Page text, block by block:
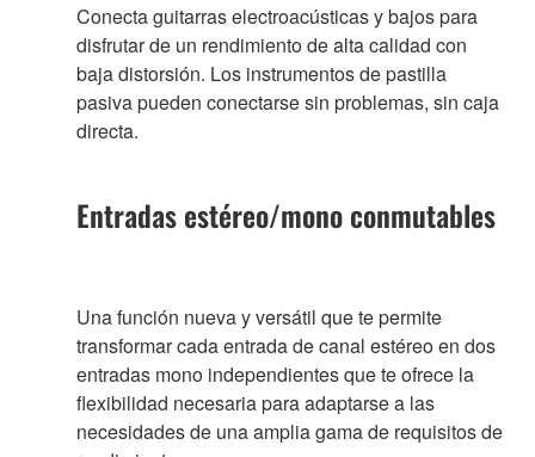
Conecta guitarras electroacústicas y bajos para
disfrutar de un rendimiento de alta calidad con
baja distorsión. Los instrumentos de pastilla
pasiva pueden conectarse sin problemas, sin caja
directa.
Entradas estéreo/mono conmutables
Una función nueva y versátil que te permite
transformar cada entrada de canal estéreo en dos
entradas mono independientes que te ofrece la
flexibilidad necesaria para adaptarse a las
necesidades de una amplia gama de requisitos de